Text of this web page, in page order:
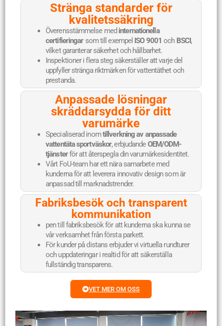
Stränga standarder för
kvalitetssäkring
Överensstämmelse med internationella
certifieringarsom till exempel ISO 9001 och BSCI,
vilket garanterar säkerhet och hållbarhet.
Inspektioner i flera steg säkerställer att varje del
uppfyller stränga riktmärken för vattentäthet och
prestanda.
Anpassade lösningar
skräddarsydda för ditt
varumärke
Specialiserad inomtillverkning av anpassade
vattentäta sportväskor, erbjudandeOEM/ODM-
tjänsterför att återspegla din varumärkesidentitet.
Vårt FoU-team har ett nära samarbete med
kunderna för att leverera innovativ design som är
anpassad till marknadstrender.
Fabriksbesök och transparent
kommunikation
pen till fabriksbesök för att kunderna ska kunna se
vår verksamhet från första parkett.
För kunder på distans erbjuder vi virtuella rundturer
och uppdateringar i realtid för att säkerställa
fullständig transparens.
VET MER OM OSS